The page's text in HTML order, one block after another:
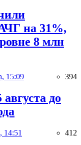
на 31%,
8 млн
15:09 394
до
14:51 412